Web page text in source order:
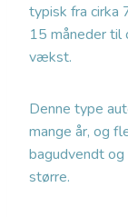
typisk fra cirka
15 måneder til
vækst.
Denne type
mange år, og
bagudvendt
større.